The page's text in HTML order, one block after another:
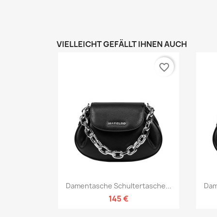
VIELLEICHT GEFÄLLT IHNEN AUCH
Vorschau
Damentasche Schultertasche...
145 €
favorite_border